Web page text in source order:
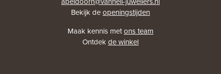
Bekijk deopeningstijden
Maak kennis metons team
Ontdekde winkel